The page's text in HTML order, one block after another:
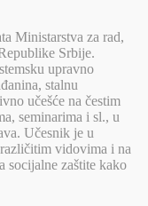
Ministarstva za rad,
Srbije.
upravno
stalnu
učešće na čestim
seminarima i sl., u
Učesnik je u
vidovima i na
socijalne zaštite kako